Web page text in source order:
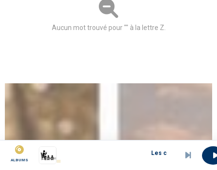
ALBUMS
Les contes en duala par J. Marie Epée
Aucun mot trouvé pour "" à la lettre Z.